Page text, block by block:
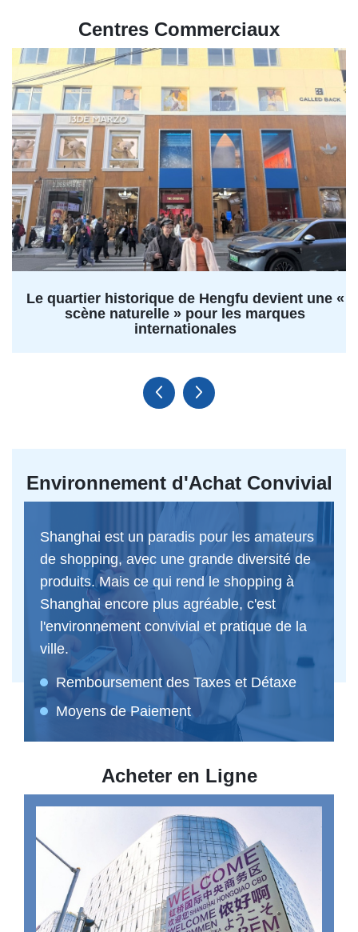
Centres Commerciaux
Le quartier historique de Hengfu devient une «
scène naturelle » pour les marques
internationales
Environnement d'Achat Convivial
Shanghai est un paradis pour les amateurs
de shopping, avec une grande diversité de
produits. Mais ce qui rend le shopping à
Shanghai encore plus agréable, c'est
l'environnement convivial et pratique de la
ville.
Remboursement des Taxes et Détaxe
Moyens de Paiement
Acheter en Ligne